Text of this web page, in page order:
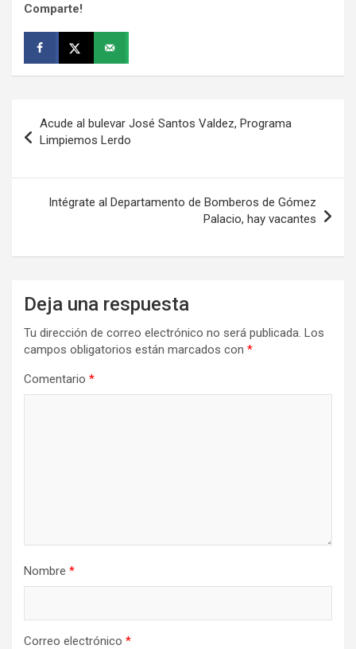
Comparte!
de
Acude al bulevar José Santos Valdez, Programa
Limpiemos Lerdo
Intégrate al Departamento de Bomberos de Gómez
Palacio, hay vacantes
Deja una respuesta
Tu dirección de correo electrónico no será publicada. Los
campos obligatorios están marcados con *
Comentario *
Nombre *
Correo electrónico *